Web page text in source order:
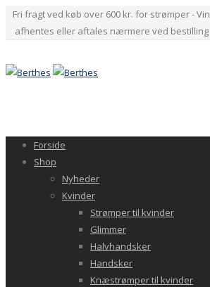
Fri fragt ved køb over 600 kr. for strømper - Vin
afhentes eller aftales nærmere ved bestilling
Forside
Shop
Nyheder
Kvinder
Strømper til kvinder
Glimmer
Halvhandsker
Handsker
Knæstrømper til kvinder